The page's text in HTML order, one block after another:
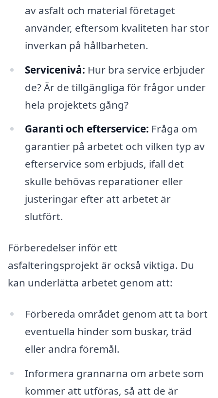
av asfalt och material företaget
använder, eftersom kvaliteten har stor
inverkan på hållbarheten.
Servicenivå: Hur bra service erbjuder
de? Är de tillgängliga för frågor under
hela projektets gång?
Garanti och efterservice: Fråga om
garantier på arbetet och vilken typ av
efterservice som erbjuds, ifall det
skulle behövas reparationer eller
justeringar efter att arbetet är
slutfört.
Förberedelser inför ett
asfalteringsprojekt är också viktiga. Du
kan underlätta arbetet genom att:
Förbereda området genom att ta bort
eventuella hinder som buskar, träd
eller andra föremål.
Informera grannarna om arbete som
kommer att utföras, så att de är